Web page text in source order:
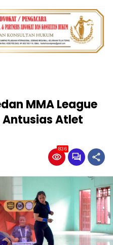
MMA League
Atlet
836